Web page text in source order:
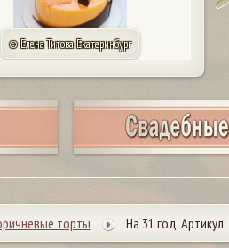
© Елена Титова. Екатеринбург
торты На 31 год.